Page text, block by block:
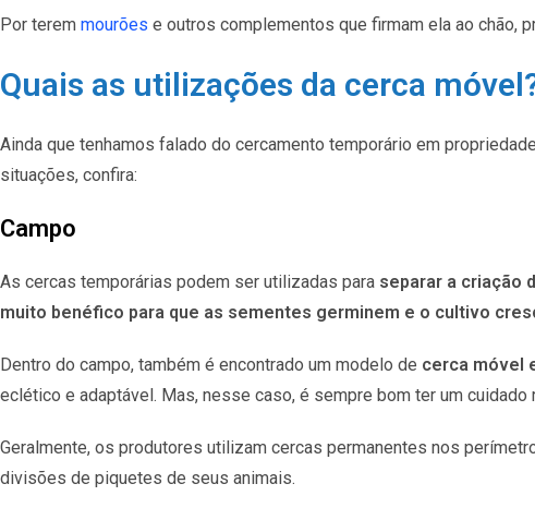
Por terem mourões e outros complementos que firmam ela ao chão,
Quais as utilizações da cerca
Ainda que tenhamos falado do cercamento temporário em
situações, confira:
Campo
As cercas temporárias podem ser utilizadas para separar a criação
muito benéfico para que as sementes germinem e o cultivo
Dentro do campo, também é encontrado um modelo de cerca móvel
eclético e adaptável. Mas, nesse caso, é sempre bom ter um
Geralmente, os produtores utilizam cercas permanentes nos
divisões de piquetes de seus animais.